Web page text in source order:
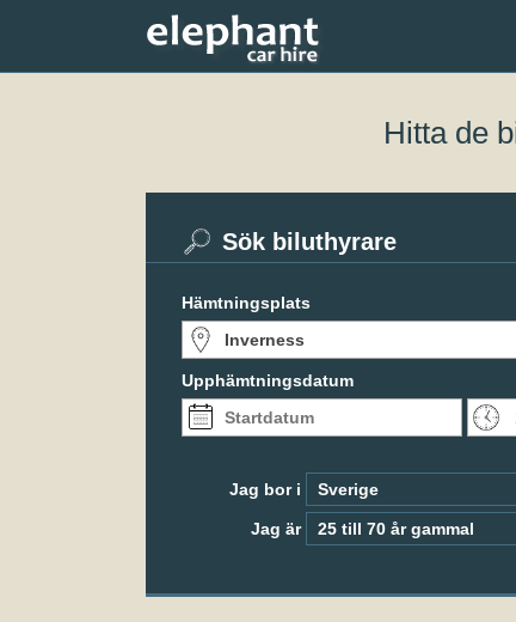
Hitta de
Sök biluthyrare
Hämtningsplats
Upphämtningsdatum
Jag bor i
Jag är